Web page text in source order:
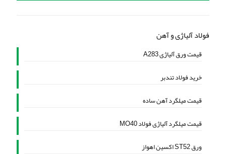
فولاد آلیاژی و آهن
قیمت ورق آلیاژی A283
خرید فولاد تندبر
قیمت میلگرد آهن ساده
قیمت میلگرد آلیاژی فولاد MO40
ورق ST52 اکسین اهواز